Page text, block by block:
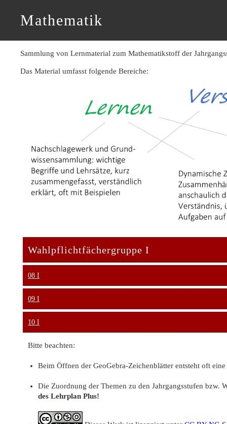
Mathematik
Sammlung von Lernmaterial zum Mathematikstoff der
Das Material umfasst folgende Bereiche:
Wahlpflichtfächergruppe I
08 I
09 I
10 I
Bitte beachten:
Beim Öffnen der GeoGebra-Zeichenblätter entsteht oft
Die Zuordnung der Themen zu den Jahrgangsstufen bzw.
des Lehrplan Plus!